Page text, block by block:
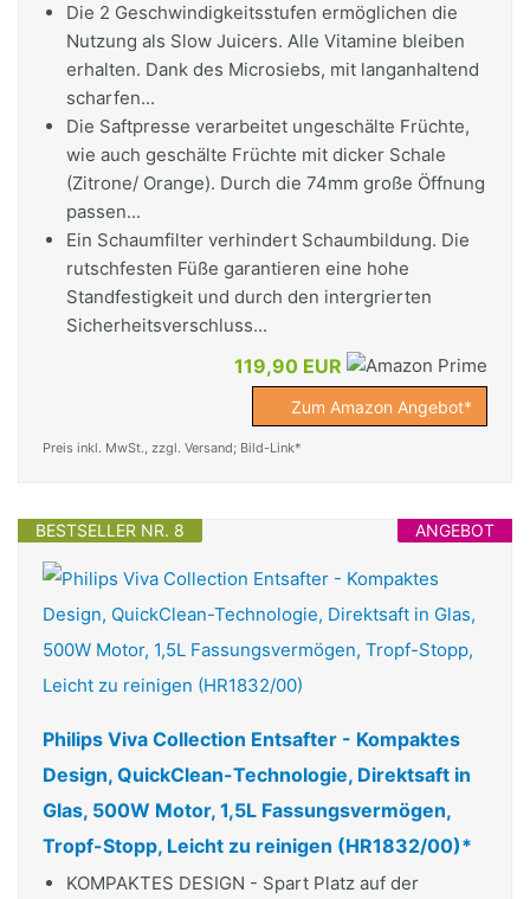
Die 2 Geschwindigkeitsstufen ermöglichen die
Nutzung als Slow Juicers. Alle Vitamine bleiben
erhalten. Dank des Microsiebs, mit langanhaltend
scharfen...
Die Saftpresse verarbeitet ungeschälte Früchte,
wie auch geschälte Früchte mit dicker Schale
(Zitrone/ Orange). Durch die 74mm große Öffnung
passen...
Ein Schaumfilter verhindert Schaumbildung. Die
rutschfesten Füße garantieren eine hohe
Standfestigkeit und durch den intergrierten
Sicherheitsverschluss...
119,90 EUR
Zum Amazon Angebot*
Preis inkl. MwSt., zzgl. Versand; Bild-Link*
ANGEBOT
BESTSELLER NR. 8
Philips Viva Collection Entsafter - Kompaktes
Design, QuickClean-Technologie, Direktsaft in
Glas, 500W Motor, 1,5L Fassungsvermögen,
Tropf-Stopp, Leicht zu reinigen (HR1832/00)*
KOMPAKTES DESIGN - Spart Platz auf der